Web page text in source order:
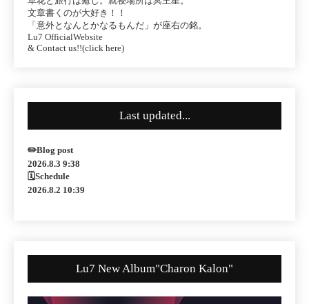
文章書くのが大好き！！
「意外となんとかなるもんだ」が座右の銘。
Lu7 OfficialWebsite
& Contact us!!(click here)
Last updated...
✏️Blog post
2026.8.3 9:38
🗓Schedule
2026.8.2 10:39
Lu7 New Album"Charon Kalon"